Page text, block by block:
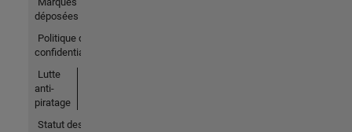
déposées
Politique de
confidentialité
Lutte
anti-
piratage
Statut des